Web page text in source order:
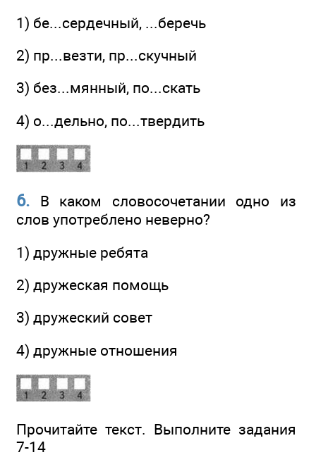
1) бе...сердечный, ...беречь
2) пр...везти, пр...скучный
3) без...мянный, по...скать
4) о...дельно, по...твердить
6. В каком словосочетании одно из
слов употреблено неверно?
1) дружные ребята
2) дружеская помощь
3) дружеский совет
4) дружные отношения
Прочитайте текст. Выполните задания
7-14